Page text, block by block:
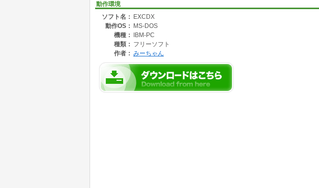
そこで、キーボードからＣＤ－ＲＯＭのトレーの出し入れをコントロールする
プログラムを作りました。
動作環境
ソフト名： EXCDX
動作OS： MS-DOS
機種：
IBM-PC
種類： フリーソフト
作者： みーちゃん